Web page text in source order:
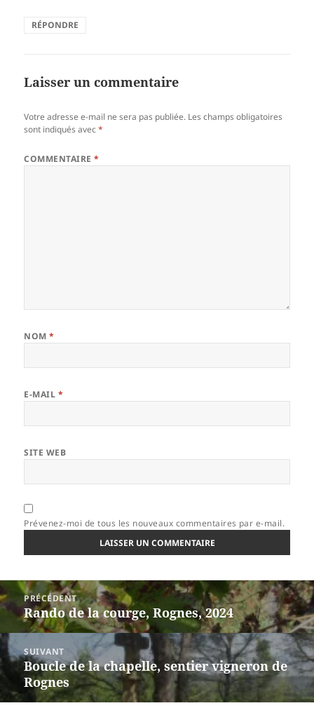
RÉPONDRE
Laisser un commentaire
Votre adresse e-mail ne sera pas publiée. Les champs obligatoires
sont indiqués avec*
COMMENTAIRE*
NOM*
E-MAIL *
SITE WEB
Prévenez-moi de tous les nouveaux commentaires par e-mail.
Navigation
de
l’article
PRÉCÉDENT
Article
précédent :
Rando de la courge, Rognes, 2024
SUIVANT
Article
suivant :
Boucle de la chapelle, sentier vigneron de
Rognes